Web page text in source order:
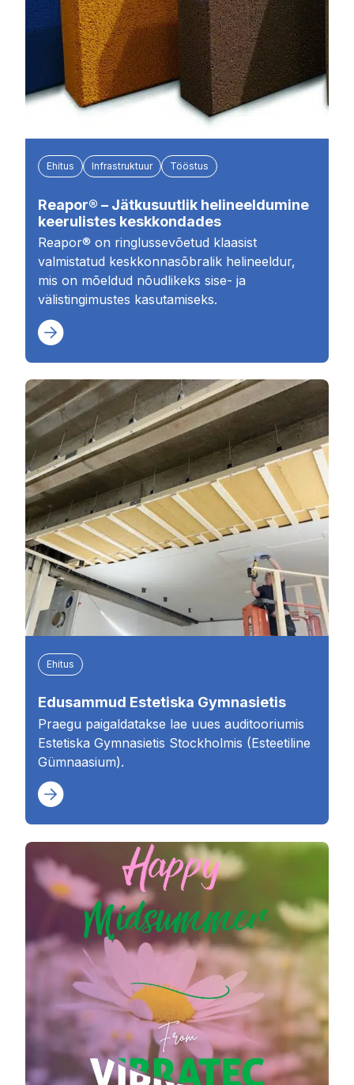
Ehitus Infrastruktuur Tööstus
Reapor® – Jätkusuutlik helineeldumine
keerulistes keskkondades
Reapor® on ringlussevõetud klaasist
valmistatud keskkonnasõbralik helineeldur,
mis on mõeldud nõudlikeks sise- ja
välistingimustes kasutamiseks.
Ehitus
Edusammud Estetiska Gymnasietis
Praegu paigaldatakse lae uues auditooriumis
Estetiska Gymnasietis Stockholmis (Esteetiline
Gümnaasium).